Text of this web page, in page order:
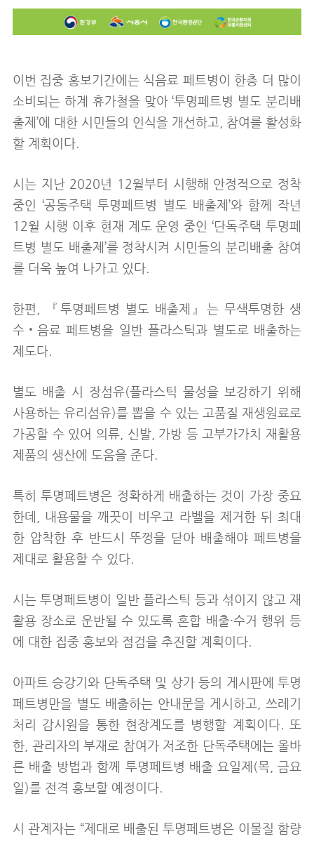
이번 집중 홍보기간에는 식음료 페트병이 한층 더 많이
소비되는 하계 휴가철을 맞아 ‘투명페트병 별도 분리배
출제’에 대한 시민들의 인식을 개선하고, 참여를 활성화
할 계획이다.
시는 지난 2020년 12월부터 시행해 안정적으로 정착
중인 ‘공동주택 투명페트병 별도 배출제’와 함께 작년
12월 시행 이후 현재 계도 운영 중인 ‘단독주택 투명페
트병 별도 배출제’를 정착시켜 시민들의 분리배출 참여
를 더욱 높여 나가고 있다.
한편, 『투명페트병 별도 배출제』는 무색투명한 생
수‧음료 페트병을 일반 플라스틱과 별도로 배출하는
제도다.
별도 배출 시 장섬유(플라스틱 물성을 보강하기 위해
사용하는 유리섬유)를 뽑을 수 있는 고품질 재생원료로
가공할 수 있어 의류, 신발, 가방 등 고부가가치 재활용
제품의 생산에 도움을 준다.
특히 투명페트병은 정확하게 배출하는 것이 가장 중요
한데, 내용물을 깨끗이 비우고 라벨을 제거한 뒤 최대
한 압착한 후 반드시 뚜껑을 닫아 배출해야 페트병을
제대로 활용할 수 있다.
시는 투명페트병이 일반 플라스틱 등과 섞이지 않고 재
활용 장소로 운반될 수 있도록 혼합 배출·수거 행위 등
에 대한 집중 홍보와 점검을 추진할 계획이다.
아파트 승강기와 단독주택 및 상가 등의 게시판에 투명
페트병만을 별도 배출하는 안내문을 게시하고, 쓰레기
처리 감시원을 통한 현장계도를 병행할 계획이다. 또
한, 관리자의 부재로 참여가 저조한 단독주택에는 올바
른 배출 방법과 함께 투명페트병 배출 요일제(목, 금요
일)를 전격 홍보할 예정이다.
시 관계자는 “제대로 배출된 투명페트병은 이물질 함량